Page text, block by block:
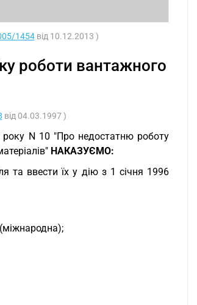
1454від 10.12.2013 )
роботи вантажного
від 04.03.1997 )
року N 10 "Про недостатню роботу
НАКАЗУЄМО:
та ввести їх у дію з 1 січня 1996